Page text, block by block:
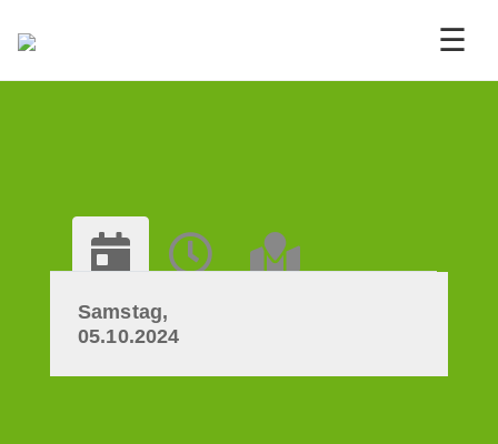
☰
Samstag,
05.10.2024